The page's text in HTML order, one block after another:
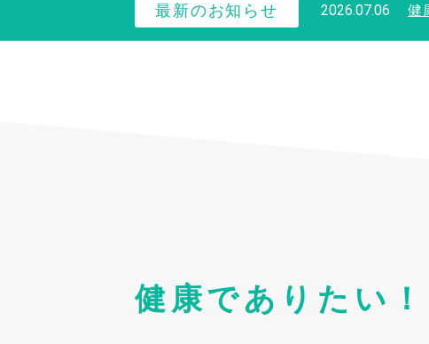
最新のお知らせ 2026.07.06 健
健康でありたい！